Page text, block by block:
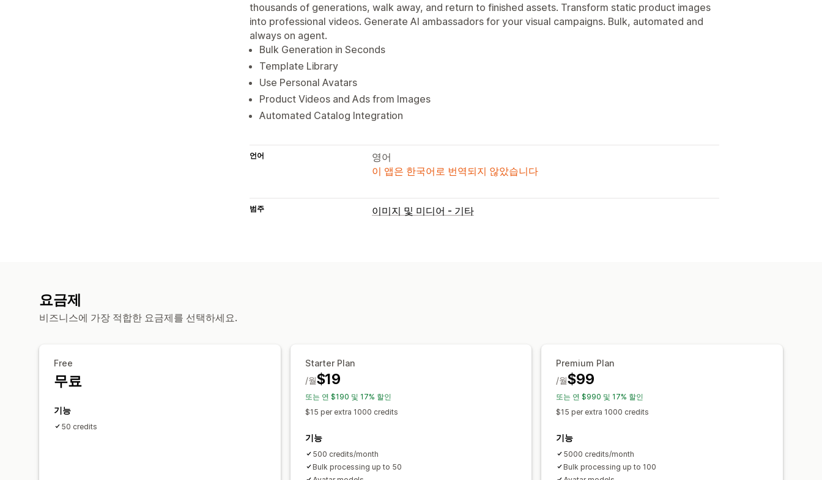
thousands of generations, walk away, and return to finished assets. Transform static product images
into professional videos. Generate AI ambassadors for your visual campaigns. Bulk, automated and
always on agent.
Bulk Generation in Seconds
Template Library
Use Personal Avatars
Product Videos and Ads from Images
Automated Catalog Integration
언어
영어
이 앱은 한국어로 번역되지 않았습니다
범주 이미지 및 미디어 - 기타
요금제
비즈니스에 가장 적합한 요금제를 선택하세요.
Free
무료
기능
50 credits
Starter Plan
$19
/월
또는 연 $190 및 17% 할인
$15 per extra 1000 credits
기능
500 credits/month
Bulk processing up to 50
Premium Plan
$99
/월
또는 연 $990 및 17% 할인
$15 per extra 1000 credits
기능
5000 credits/month
Bulk processing up to 100